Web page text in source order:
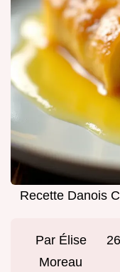
Recette Danois
Par Élise
Moreau